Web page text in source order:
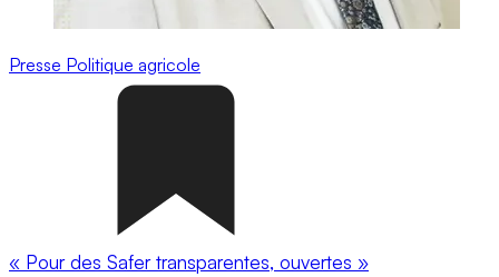
Presse Politique agricole
« Pour des Safer transparentes, ouvertes »